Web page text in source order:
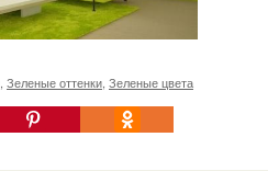
Зеленые оттенки Зеленые цвета